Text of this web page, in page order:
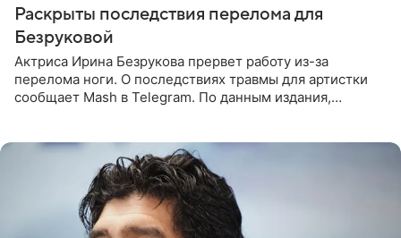
Раскрыты последствия перелома для
Безруковой
Актриса Ирина Безрукова прервет работу из-за
перелома ноги. О последствиях травмы для артистки
сообщает Mash в Telegram. По данным издания,